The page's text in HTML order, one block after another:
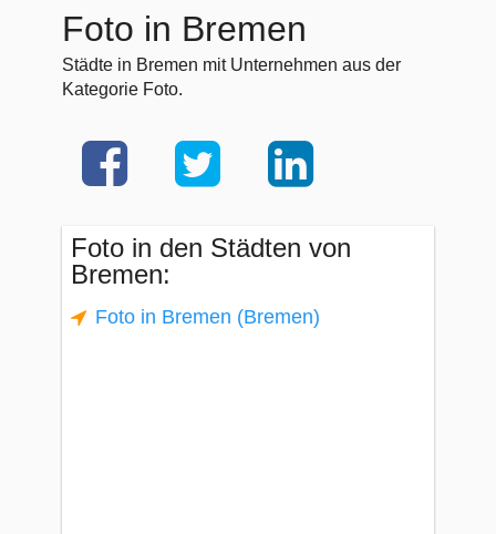
Foto in Bremen
Städte in Bremen mit Unternehmen aus der
Kategorie Foto.
Foto in den Städten von
Bremen:
Foto in Bremen (Bremen)